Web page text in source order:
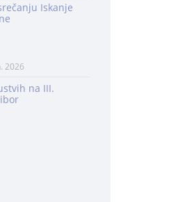
Iskanje
2026
na III.